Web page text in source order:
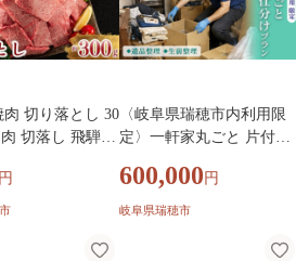
切り落とし 30
切落し 飛騨牛
冷凍 まるた
ーベキュー BBQ
円
〈岐阜県瑞穂市内利用限
定〉一軒家丸ごと 片付
整理・生前整理）| 片付け
遺品整理 生前整理 不用品
掃除代行 代行サービス 空
600,000 円
岐阜県瑞穂市